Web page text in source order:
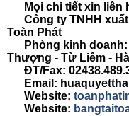
Mọi chi tiết xin liên
Công ty TNHH xuất
Toàn Phát
Phòng kinh doanh:
Thượng - Từ Liêm -
ĐT/Fax:
Email:
Website:
Website: